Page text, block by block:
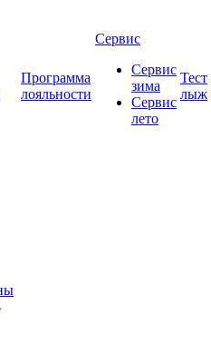
Программа
лояльности
Сервис
Сервис
зима
Сервис
лето
Тест
лыж